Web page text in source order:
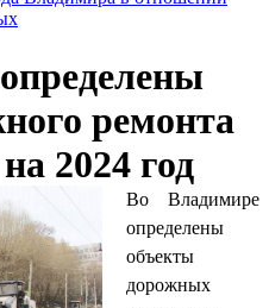
ремонта
2024 год
Во Владимире
определены
объекты
дорожных